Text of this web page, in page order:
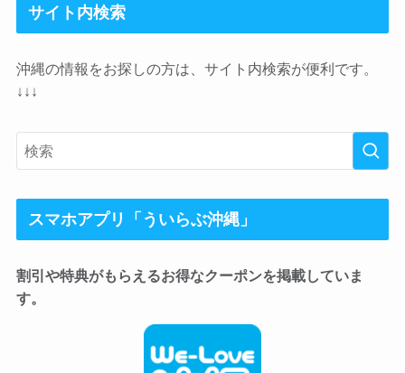
サイト内検索
沖縄の情報をお探しの方は、サイト内検索が便利です。
↓↓↓
スマホアプリ「ういらぶ沖縄」
割引や特典がもらえるお得なクーポンを掲載していま
す。